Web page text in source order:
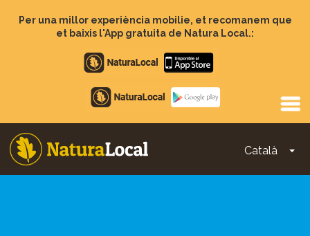
Per una millor experiència mobilie, et recomanem que
et baixis l'App gratuita de Natura Local.:
Apple
store
Google
Play
Català
Main